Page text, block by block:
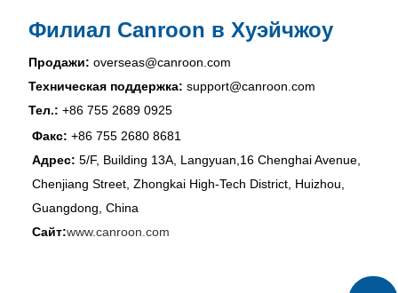
Филиал Canroon в Хуэйчжоу
Продажи: overseas@canroon.com
Техническая поддержка: support@canroon.com
Тел.: +86 755 2689 0925
Факс: +86 755 2680 8681
Адрес: 5/F, Building 13A, Langyuan,16 Chenghai Avenue,
Chenjiang Street, Zhongkai High-Tech District, Huizhou,
Guangdong, China
Сайт:www.canroon.com